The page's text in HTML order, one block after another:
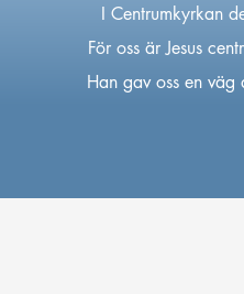
I Centrumkyrkan
För oss är Jesus
Han gav oss en